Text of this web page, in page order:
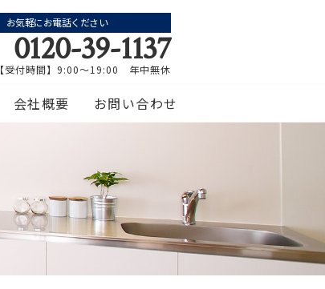
お気軽にお電話ください
0120-39-1137
【受付時間】9:00～19:00 年中無休
会社概要 お問い合わせ